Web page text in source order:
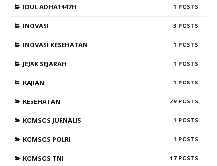
IDUL ADHA1447H 1
INOVASI 3
INOVASI KESEHATAN 1
JEJAK SEJARAH 1
KAJIAN 1
KESEHATAN 29
KOMSOS JURNALIS 1
KOMSOS POLRI 1
KOMSOS TNI 17